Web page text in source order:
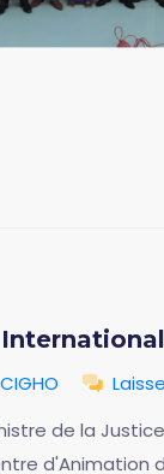
CIGHO
de la
d'Animation